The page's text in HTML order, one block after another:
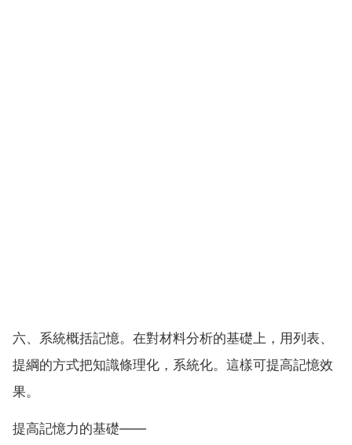
六、系統概括記憶。在對材料分析的基礎上，用列表、
提綱的方式把知識條理化，系統化。這樣可提高記憶效
果。
提高記憶力的基礎——